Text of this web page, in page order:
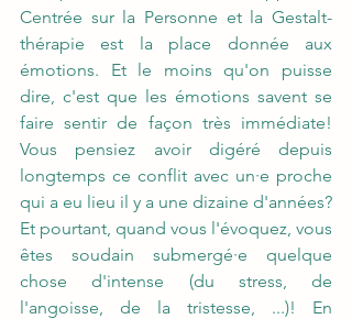
Centrée sur la Personne et la Gestalt-
thérapie est la place donnée aux
émotions. Et le moins qu'on puisse
dire, c'est que les émotions savent se
faire sentir de façon très immédiate!
Vous pensiez avoir digéré depuis
longtemps ce conflit avec un·e proche
qui a eu lieu il y a une dizaine d'années?
Et pourtant, quand vous l'évoquez, vous
êtes soudain submergé·e quelque
chose d'intense (du stress, de
l'angoisse, de la tristesse, ...)! En